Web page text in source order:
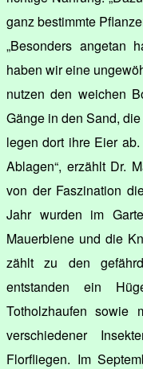
ganz bestimmte
„Besonders angetan
haben wir eine
nutzen den weichen
Gänge in den Sand,
legen dort ihre Eier
Ablagen“, erzählt Dr.
von der Faszination
Jahr wurden im
Mauerbiene und die
zählt zu den
entstanden ein
Totholzhaufen sowie
verschiedener
Florfliegen. Im